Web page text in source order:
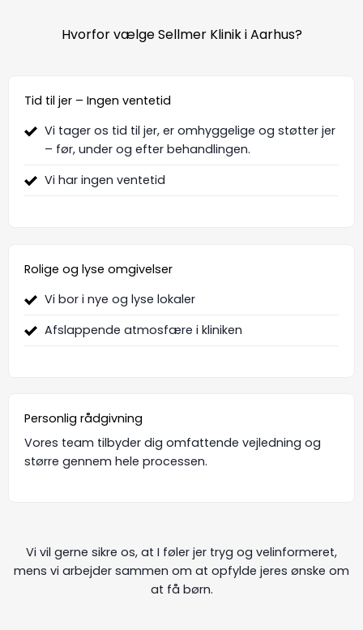
Hvorfor vælge Sellmer Klinik i Aarhus?
Tid til jer – Ingen ventetid
Vi tager os tid til jer, er omhyggelige og støtter jer
– før, under og efter behandlingen.
Vi har ingen ventetid
Rolige og lyse omgivelser
Vi bor i nye og lyse lokaler
Afslappende atmosfære i kliniken
Personlig rådgivning
Vores team tilbyder dig omfattende vejledning og
større gennem hele processen.
Vi vil gerne sikre os, at I føler jer tryg og velinformeret,
mens vi arbejder sammen om at opfylde jeres ønske om
at få børn.